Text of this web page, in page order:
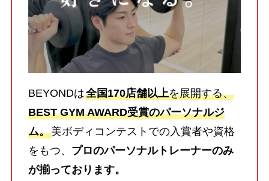
BEYONDは全国170店舗以上を展開する、
BEST GYM AWARD受賞のパーソナルジ
ム。美ボディコンテストでの入賞者や資格
をもつ、 プロのパーソナルトレーナーのみ
が揃っております。